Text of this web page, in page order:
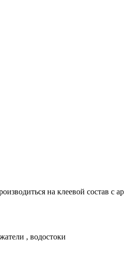
на клеевой состав
, водостоки